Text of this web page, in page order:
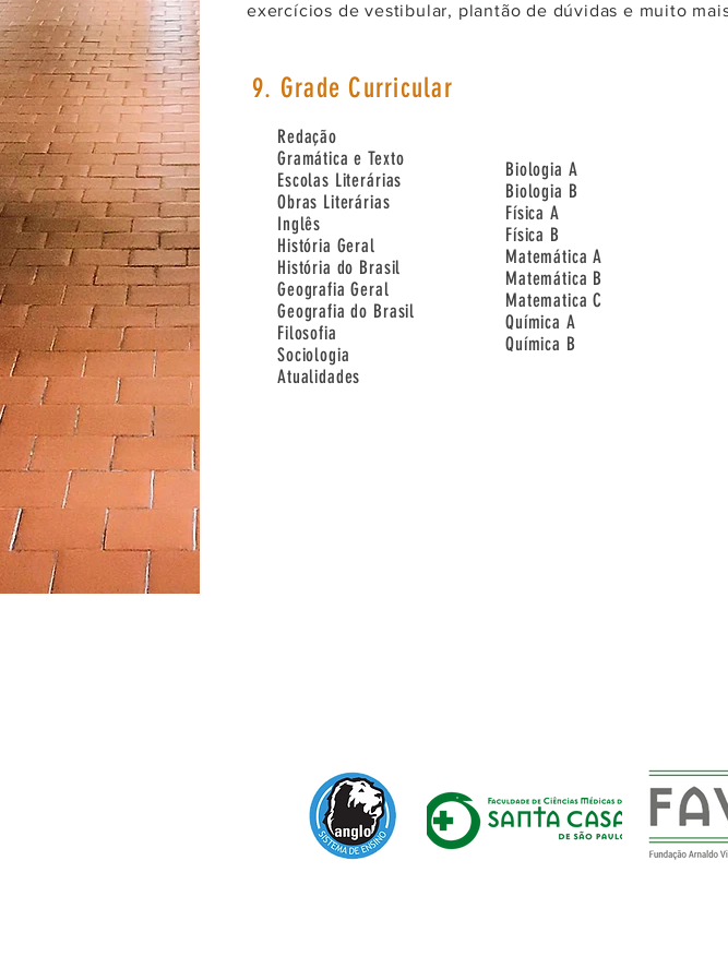
exercícios de vestibular, plantão de dúvidas e muito
9. Grade Curricular
Redação
Gramática e Texto
Escolas Literárias
Obras Literárias
Inglês
História Geral
História do Brasil
Geografia Geral
Geografia do Brasil
Filosofia
Sociologia
Atualidades
Biologia A
Biologia B
Física A
Física B
Matemática A
Matemática B
Matematica C
Química A
Química B